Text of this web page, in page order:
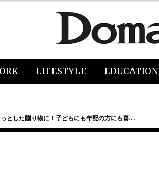
LIFESTYLE EDUCATION
とした贈り物に！子どもにも年配の方にも喜…